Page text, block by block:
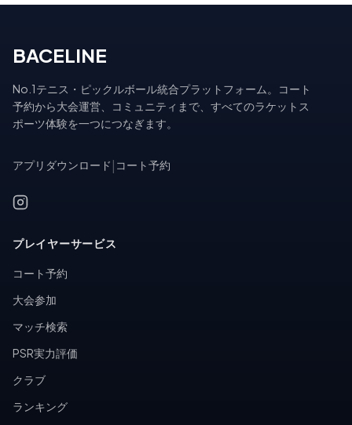
BACELINE
No.1テニス・ピックルボール統合プラットフォーム。コート
予約から大会運営、コミュニティまで、すべてのラケットス
ポーツ体験を一つにつなぎます。
アプリダウンロード コート予約
プレイヤーサービス
コート予約
大会参加
マッチ検索
PSR実力評価
クラブ
ランキング